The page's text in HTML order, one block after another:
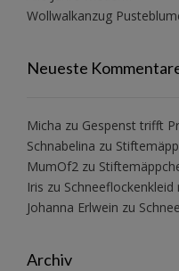
Wollwalkanzug
Neueste
Micha zu Gespenst trifft
Schnabelina zu
MumOf2 zu
Iris zu Schneeflockenkleid
Johanna Erlwein zu
Archiv